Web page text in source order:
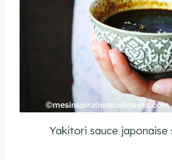
Yakitori sauce japonaise